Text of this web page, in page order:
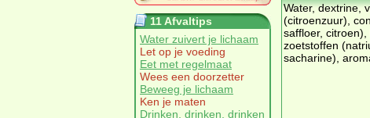
11 Afvaltips
Water zuivert je lichaam
Let op je voeding
Eet met regelmaat
Wees een doorzetter
Beweeg je lichaam
Ken je maten
Drinken, drinken, drinken
Water, dextrine,
(citroenzuur),
saffloer,
zoetstoffen
sacharine),